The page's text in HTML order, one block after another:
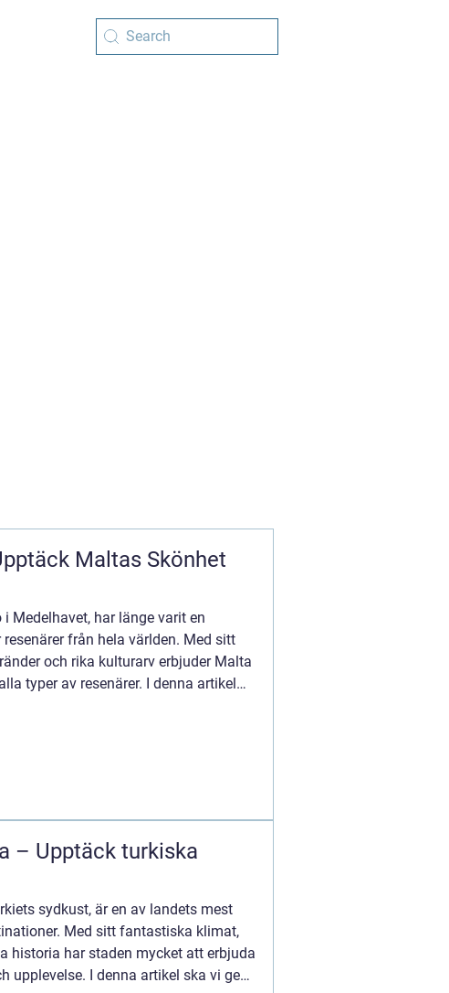
Maltas Skönhet
Medelhavet, har länge varit en
från hela världen. Med sitt
och rika kulturarv erbjuder Malta
typer av resenärer. I denna artikel
– Upptäck turkiska
sydkust, är en av landets mest
Med sitt fantastiska klimat,
historia har staden mycket att erbjuda
upplevelse. I denna artikel ska vi ge